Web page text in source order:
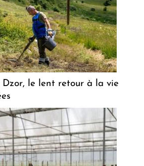
Dzor, le lent retour à la vie